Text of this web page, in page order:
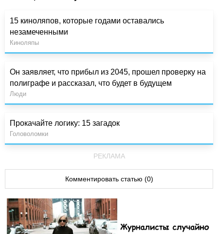
15 киноляпов, которые годами оставались
незамеченными
Киноляпы
Он заявляет, что прибыл из 2045, прошел проверку на
полиграфе и рассказал, что будет в будущем
Люди
Прокачайте логику: 15 загадок
Головоломки
РЕКЛАМА
Комментировать статью (0)